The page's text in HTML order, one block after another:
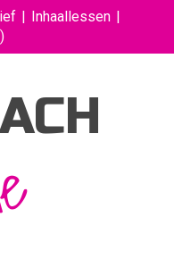
Inhaallessen